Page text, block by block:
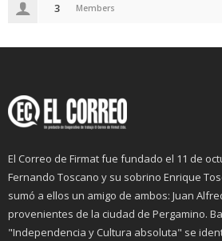
3 Members
El Correo de Firmat fue fundado el 11 de
Fernando Toscano y su sobrino Enrique
sumó a ellos un amigo de ambos: Juan
provenientes de la ciudad de Pergamino.
"Independencia y Cultura absoluta" se